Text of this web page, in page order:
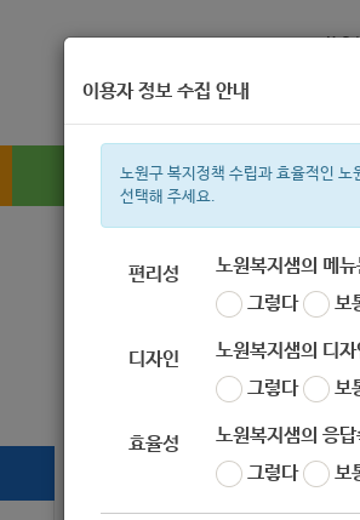
복지정보
복지관 지원금 이용
이용자 정보 수집 안내
노원구 복지정책 수립과 효율적인
선택해 주세요.
편리성
노원복지샘의 메
그렇다
보
디자인
노원복지샘의 디
그렇다
보
효율성
노원복지샘의 응
그렇다
보
[SK] 사회를 따뜻